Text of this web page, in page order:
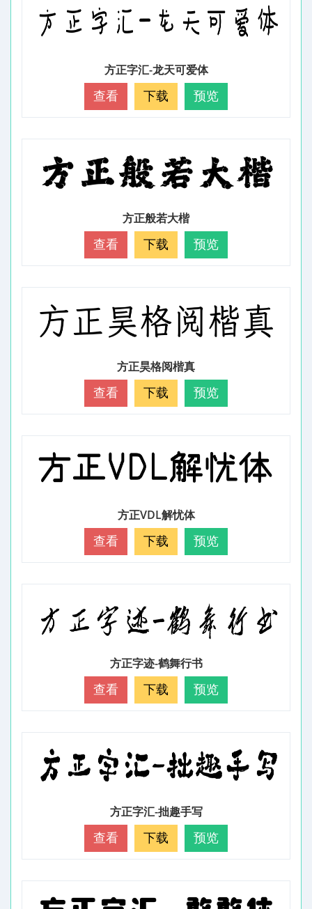
方正字汇-龙天可爱体
查看 下载 预览
方正般若大楷
查看 下载 预览
方正昊格阅楷真
查看 下载 预览
方正VDL解忧体
查看 下载 预览
方正字迹-鹤舞行书
查看 下载 预览
方正字汇-拙趣手写
查看 下载 预览